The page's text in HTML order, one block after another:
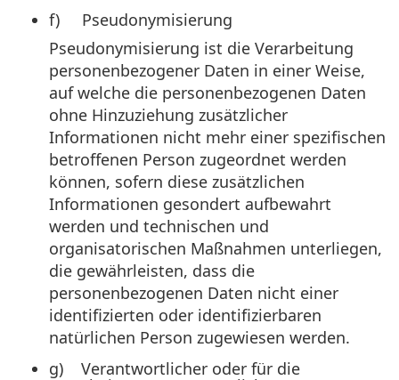
f) Pseudonymisierung
Pseudonymisierung ist die Verarbeitung
personenbezogener Daten in einer Weise,
auf welche die personenbezogenen Daten
ohne Hinzuziehung zusätzlicher
Informationen nicht mehr einer spezifischen
betroffenen Person zugeordnet werden
können, sofern diese zusätzlichen
Informationen gesondert aufbewahrt
werden und technischen und
organisatorischen Maßnahmen unterliegen,
die gewährleisten, dass die
personenbezogenen Daten nicht einer
identifizierten oder identifizierbaren
natürlichen Person zugewiesen werden.
g) Verantwortlicher oder für die